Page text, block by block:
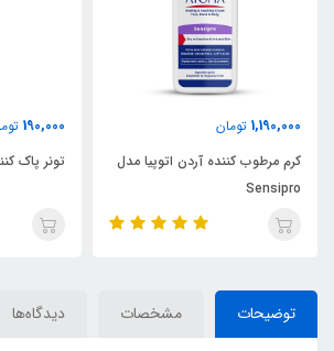
1,190,000 تومان
کرم مرطوب کننده آردن اتوپیا مدل
Sensipro
190,000
تونر پاک
توضیحات مشخصات دیدگاه‌ها